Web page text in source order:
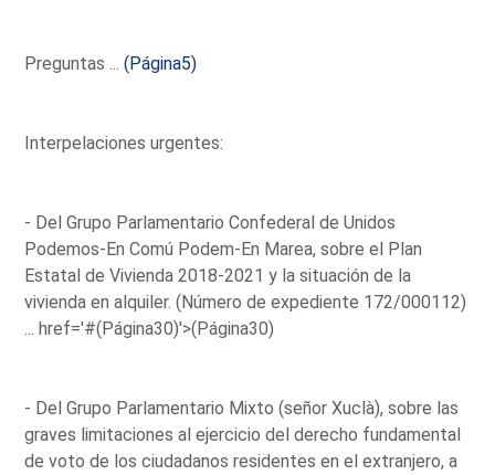
Preguntas ...(Página5)
Interpelaciones urgentes:
- Del Grupo Parlamentario Confederal de Unidos
Podemos-En Comú Podem-En Marea, sobre el Plan
Estatal de Vivienda 2018-2021 y la situación de la
vivienda en alquiler. (Número de expediente 172/000112)
...href='#(Página30)'>(Página30)
- Del Grupo Parlamentario Mixto (señor Xuclà), sobre las
graves limitaciones al ejercicio del derecho fundamental
de voto de los ciudadanos residentes en el extranjero, a